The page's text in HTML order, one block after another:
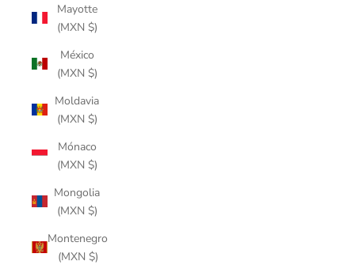
Mayotte
(MXN $)
México
(MXN $)
Moldavia
(MXN $)
Mónaco
(MXN $)
Mongolia
(MXN $)
Montenegro
(MXN $)